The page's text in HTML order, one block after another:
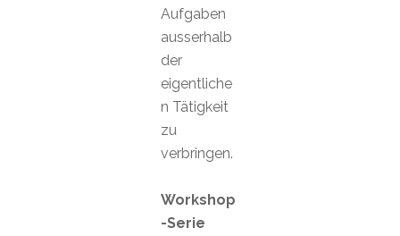
Aufgaben
ausserhalb
der
eigentliche
n Tätigkeit
zu
verbringen.
Workshop
-Serie